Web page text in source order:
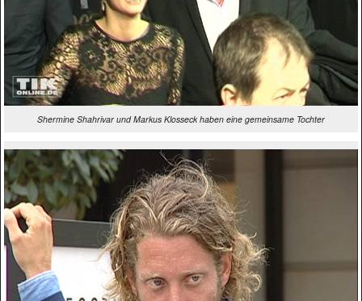
Shermine Shahrivar und Markus Klosseck haben eine gemeinsame Tochter